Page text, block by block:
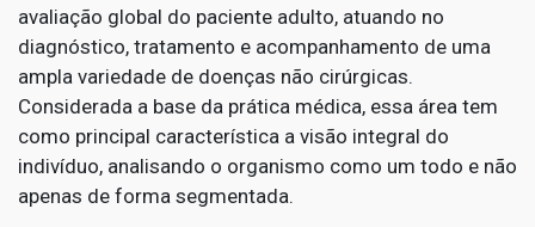
avaliação global do paciente adulto, atuando no
diagnóstico, tratamento e acompanhamento de uma
ampla variedade de doenças não cirúrgicas.
Considerada a base da prática médica, essa área tem
como principal característica a visão integral do
indivíduo, analisando o organismo como um todo e não
apenas de forma segmentada.